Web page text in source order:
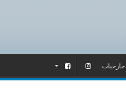
خارجيات